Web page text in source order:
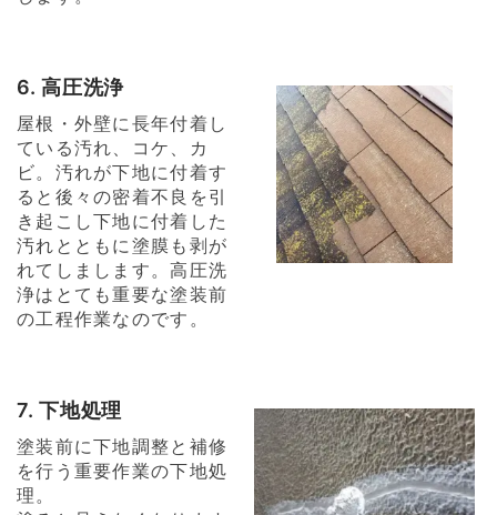
6. 高圧洗浄
屋根・外壁に長年付着し
ている汚れ、コケ、カ
ビ。汚れが下地に付着す
ると後々の密着不良を引
き起こし下地に付着した
汚れとともに塗膜も剥が
れてしまします。高圧洗
浄はとても重要な塗装前
の工程作業なのです。
7. 下地処理
塗装前に下地調整と補修
を行う重要作業の下地処
理。